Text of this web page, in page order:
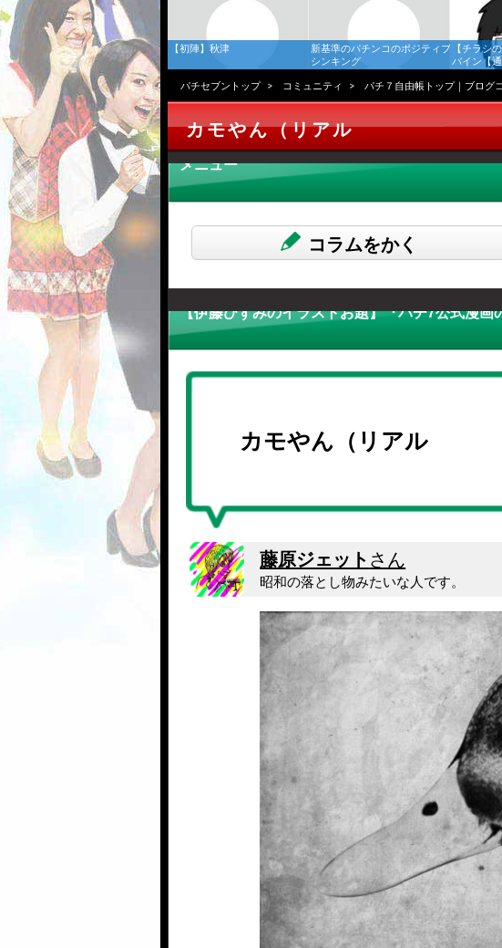
【初陣】秋津
新基準のパチンコのポジティブ
シンキング
【チラシ
バイン【
パチセブントップ コミュニティ パチ７自由帳トップ｜ブログ
カモやん（リアル
メニュー
コラムをかく
【伊藤ひずみのイラストお題】『パチ7公式漫画
カモやん（リアル
藤原ジェットさん
昭和の落とし物みたいな人です。